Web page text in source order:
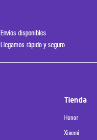
Envíos disponibles
Llegamos rápido y seguro
Tienda
Honor
Xiaomi